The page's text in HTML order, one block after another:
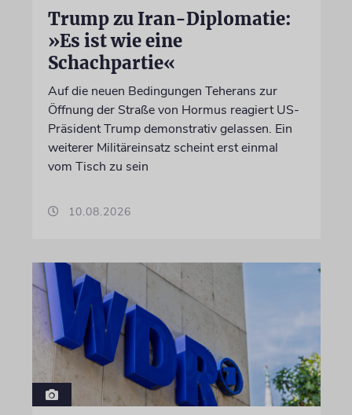
Trump zu Iran-Diplomatie:
»Es ist wie eine
Schachpartie«
Auf die neuen Bedingungen Teherans zur
Öffnung der Straße von Hormus reagiert US-
Präsident Trump demonstrativ gelassen. Ein
weiterer Militäreinsatz scheint erst einmal
vom Tisch zu sein
10.08.2026